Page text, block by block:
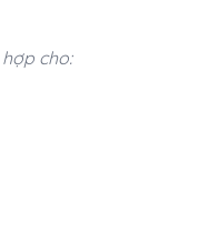
cho: